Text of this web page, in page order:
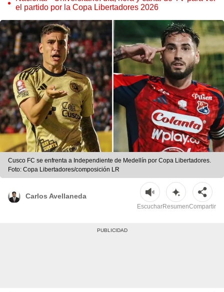
el partido por la Copa Libertadores 2026
Cusco FC se enfrenta a Independiente de Medellín por Copa Libertadores.
Foto: Copa Libertadores/composición LR
Carlos Avellaneda
EscucharResumenCompartir